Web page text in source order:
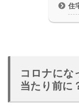
住
コロナにな
当たり前に